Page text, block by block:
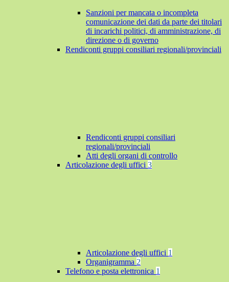
Sanzioni per mancata o incompleta
comunicazione dei dati da parte dei titolari
di incarichi politici, di amministrazione, di
direzione o di governo
Rendiconti gruppi consiliari regionali/provinciali
Rendiconti gruppi consiliari
regionali/provinciali
Atti degli organi di controllo
Articolazione degli uffici 3
Articolazione degli uffici 1
Organigramma 2
Telefono e posta elettronica 1